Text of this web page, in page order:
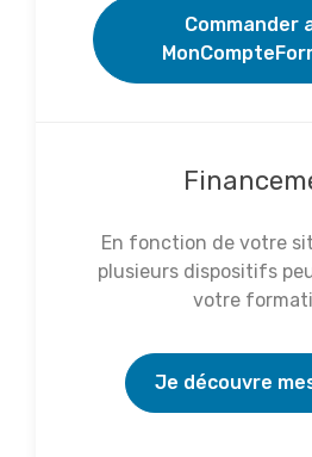
Commander
En fonction de votre
plusieurs dispositifs
votre
Je découvre